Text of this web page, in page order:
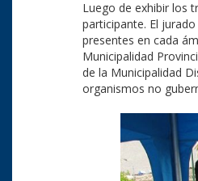
Luego de exhibir los
participante. El
presentes en cada
Municipalidad
de la Municipalidad
organismos no